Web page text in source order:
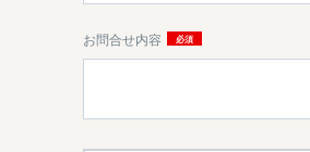
当社は、保有する個人
お問合せ内容